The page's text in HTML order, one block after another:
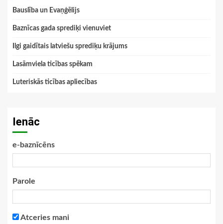
Bauslība un Evaņģēlijs
Baznīcas gada sprediķi vienuviet
Ilgi gaidītais latviešu sprediķu krājums
Lasāmviela ticības spēkam
Luteriskās ticības apliecības
Ienāc
e-baznīcēns
Parole
Atceries mani